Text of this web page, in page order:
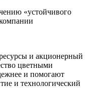
«устойчивого
и акционерный
цветными
и помогают
и технологический